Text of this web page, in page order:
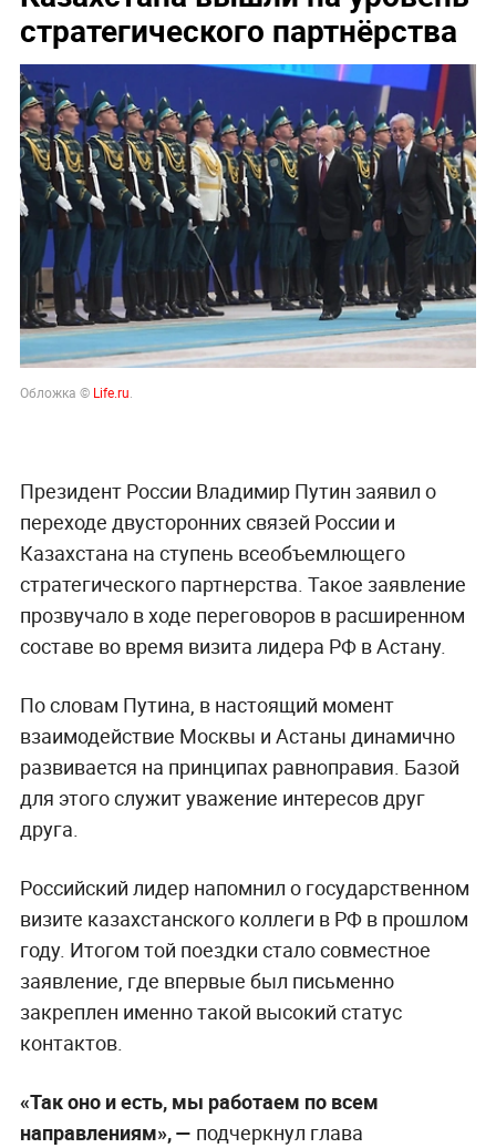
стратегического партнёрства
Обложка © Life.ru
Президент России Владимир Путин заявил о
переходе двусторонних связей России и
Казахстана на ступень всеобъемлющего
стратегического партнерства. Такое заявление
прозвучало в ходе переговоров в расширенном
составе во время визита лидера РФ в Астану.
По словам Путина, в настоящий момент
взаимодействие Москвы и Астаны динамично
развивается на принципах равноправия. Базой
для этого служит уважение интересов друг
друга.
Российский лидер напомнил о государственном
визите казахстанского коллеги в РФ в прошлом
году. Итогом той поездки стало совместное
заявление, где впервые был письменно
закреплен именно такой высокий статус
контактов.
«Так оно и есть, мы работаем по всем
направлениям», — подчеркнул глава